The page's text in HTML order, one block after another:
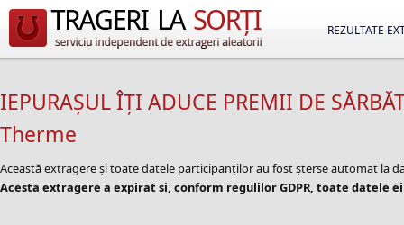
REZULTATE
IEPURAȘUL ÎȚI ADUCE PREMII DE
Therme
Această extragere și toate datele participanților au fost șterse automat la
Acesta extragere a expirat si, conform regulilor GDPR, toate datele